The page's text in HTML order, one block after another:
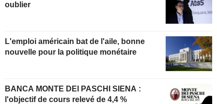
oublier
L'emploi américain bat de l'aile, bonne
nouvelle pour la politique monétaire
BANCA MONTE DEI PASCHI SIENA :
l'objectif de cours relevé de 4,4 %